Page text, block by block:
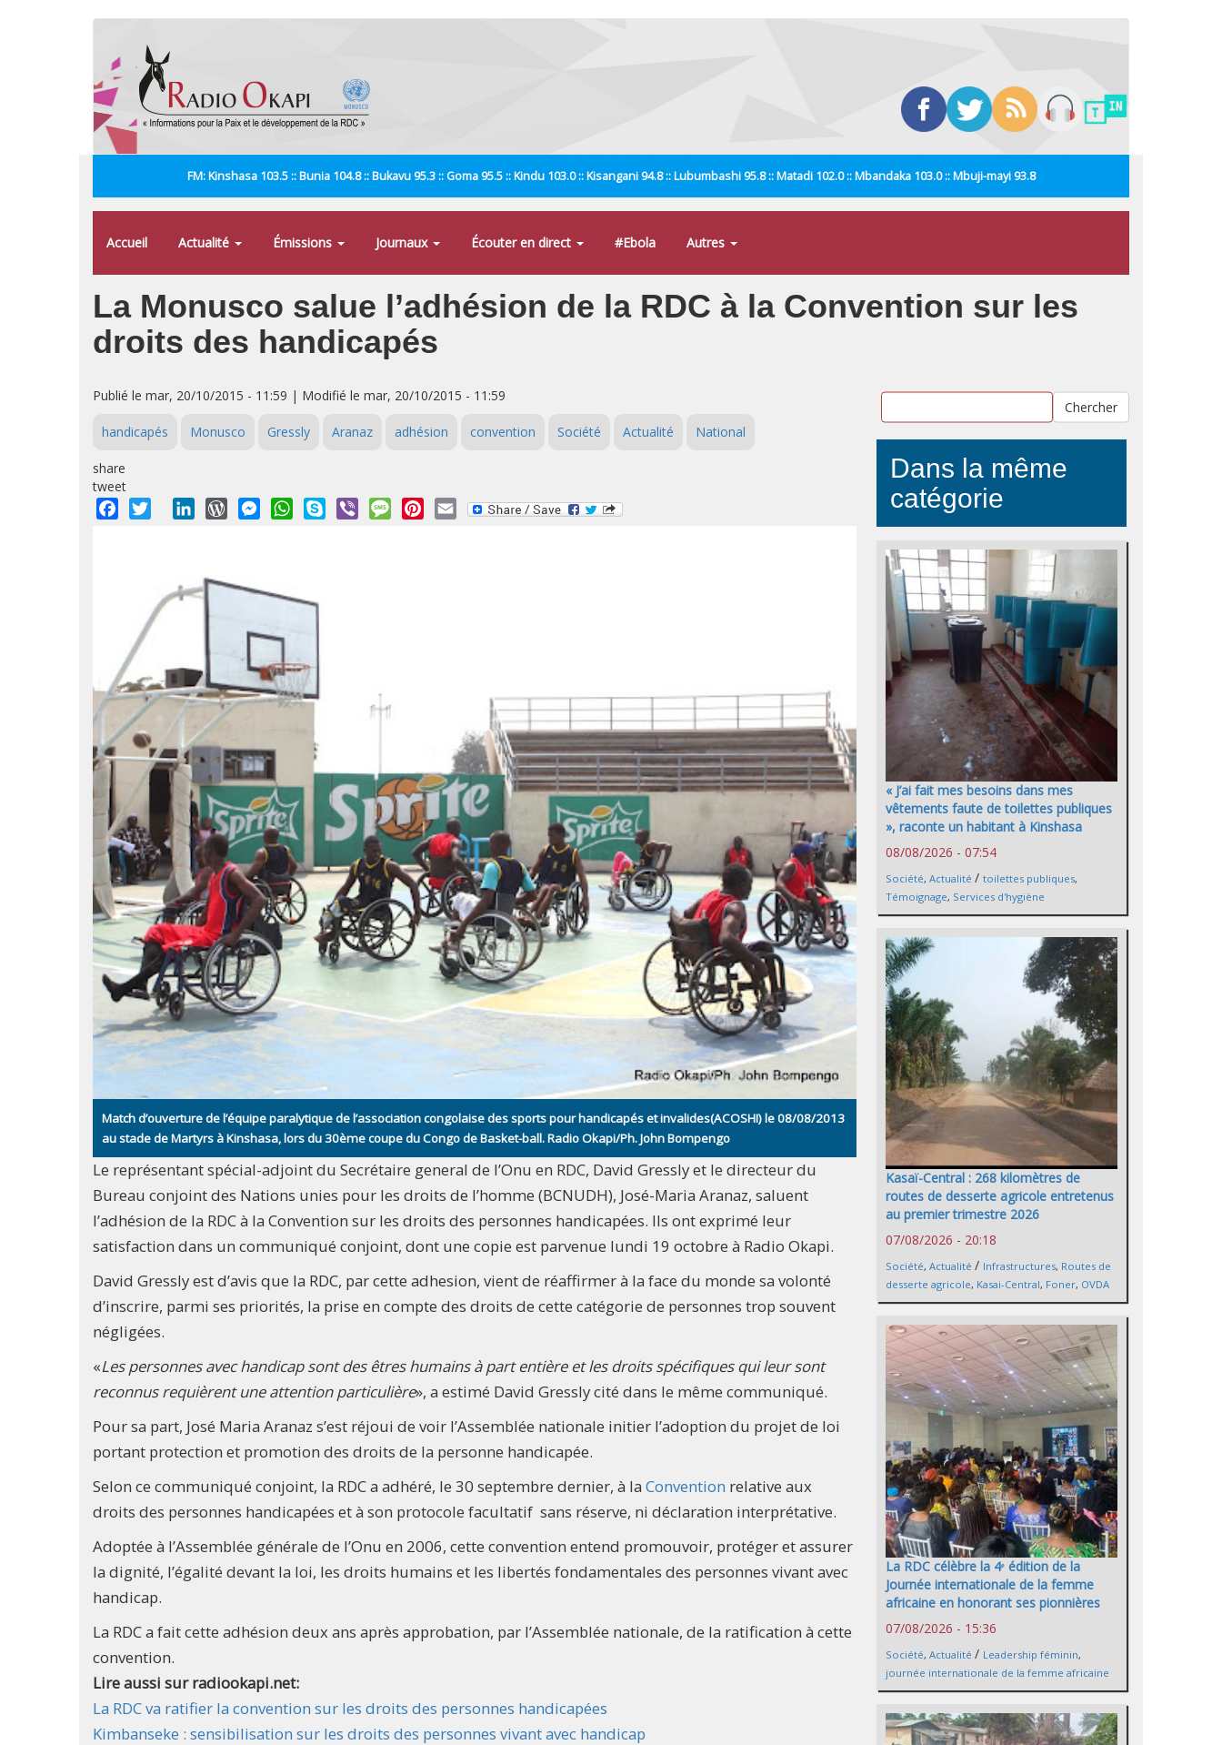
FM: Kinshasa 103.5 :: Bunia 104.8 :: Bukavu 95.3 :: Goma 95.5 :: Kindu 103.0 :: Kisangani 94.8 :: Lubumbashi 95.8 :: Matadi 102.0 :: Mbandaka 103.0 :: Mbuji-mayi 93.8
Accueil Actualité Émissions Journaux Écouter en direct #Ebola Autres
La Monusco salue l’adhésion de la RDC à la Convention sur les
droits des handicapés
Publié le mar, 20/10/2015 - 11:59 | Modifié le mar, 20/10/2015 - 11:59
handicapés Monusco Gressly Aranaz adhésion convention Société Actualité National
share
tweet
Facebook
Twitter LinkedInWordPressMessengerWhatsApp
Skype Viber MessagePinterest
Email
Match d’ouverture de l’équipe paralytique de l’association congolaise des sports pour handicapés et invalides(ACOSHI) le 08/08/2013
au stade de Martyrs à Kinshasa, lors du 30ème coupe du Congo de Basket-ball. Radio Okapi/Ph. John Bompengo
Le représentant spécial-adjoint du Secrétaire general de l’Onu en RDC, David Gressly et le directeur du
Bureau conjoint des Nations unies pour les droits de l’homme (BCNUDH), José-Maria Aranaz, saluent
l’adhésion de la RDC à la Convention sur les droits des personnes handicapées. Ils ont exprimé leur
satisfaction dans un communiqué conjoint, dont une copie est parvenue lundi 19 octobre à Radio Okapi.
David Gressly est d’avis que la RDC, par cette adhesion, vient de réaffirmer à la face du monde sa volonté
d’inscrire, parmi ses priorités, la prise en compte des droits de cette catégorie de personnes trop souvent
négligées.
«Les personnes avec handicap sont des êtres humains à part entière et les droits spécifiques qui leur sont
reconnus requièrent une attention particulière», a estimé David Gressly cité dans le même communiqué.
Pour sa part, José Maria Aranaz s’est réjoui de voir l’Assemblée nationale initier l’adoption du projet de loi
portant protection et promotion des droits de la personne handicapée.
Selon ce communiqué conjoint, la RDC a adhéré, le 30 septembre dernier, à la Convention relative aux
droits des personnes handicapées et à son protocole facultatif sans réserve, ni déclaration interprétative.
Adoptée à l’Assemblée générale de l’Onu en 2006, cette convention entend promouvoir, protéger et assurer
la dignité, l’égalité devant la loi, les droits humains et les libertés fondamentales des personnes vivant avec
handicap.
La RDC a fait cette adhésion deux ans après approbation, par l’Assemblée nationale, de la ratification à cette
convention.
Lire aussi sur radiookapi.net:
La RDC va ratifier la convention sur les droits des personnes handicapées
Kimbanseke : sensibilisation sur les droits des personnes vivant avec handicap
Chercher
Dans la même
catégorie
« J’ai fait mes besoins dans mes
vêtements faute de toilettes publiques
», raconte un habitant à Kinshasa
08/08/2026 - 07:54
Société, Actualité / toilettes publiques,
Témoignage, Services d'hygiène
Kasaï-Central : 268 kilomètres de
routes de desserte agricole entretenus
au premier trimestre 2026
07/08/2026 - 20:18
Société, Actualité / Infrastructures, Routes de
desserte agricole, Kasai-Central, Foner, OVDA
La RDC célèbre la 4ᵉ édition de la
Journée internationale de la femme
africaine en honorant ses pionnières
07/08/2026 - 15:36
Société, Actualité / Leadership féminin,
journée internationale de la femme africaine